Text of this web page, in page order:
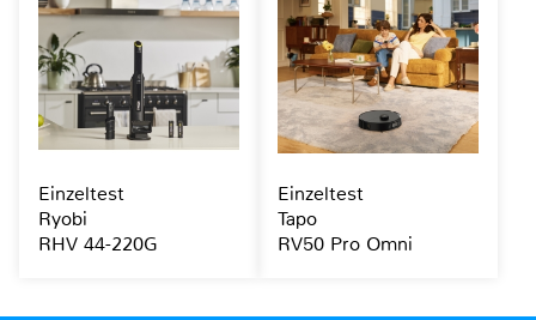
Einzeltest
Ryobi
RHV 44-220G
Einzeltest
Tapo
RV50 Pro Omni